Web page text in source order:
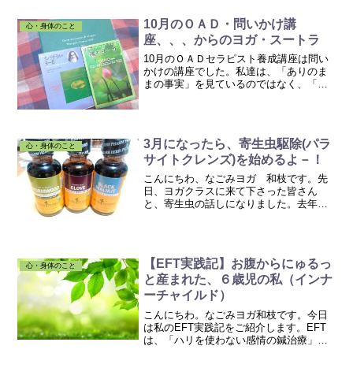
は「Emot...
心・身体のこと
10月のＯＡＤ・問いかけ講
座、、、からのヨガ・スートラ
10月のＯＡＤセラピスト養成講座は問い
かけの講座でした。私達は、「ありのま
まの事実」を見ているのではなく、「心
心・身体のこと
3月になったら、寄生虫駆除(パラ
サイトクレンズ)を始めるよ－！
こんにちわ、なごみヨガ 和枝です。先
日、ヨガクラスに来て下さった皆さん
と、寄生虫の話しになりました。去年、
よ。ヨガやシータヒーリング®...
心・身体のこと
【EFT実践記】お腹からにゅるっ
と産まれた、６歳児の私（インナ
ーチャイルド）
こんにちわ。なごみヨガ和枝です。今日
は私のEFT実践記をご紹介します。EFT
は、「ハリを使わない感情の鍼治療」と